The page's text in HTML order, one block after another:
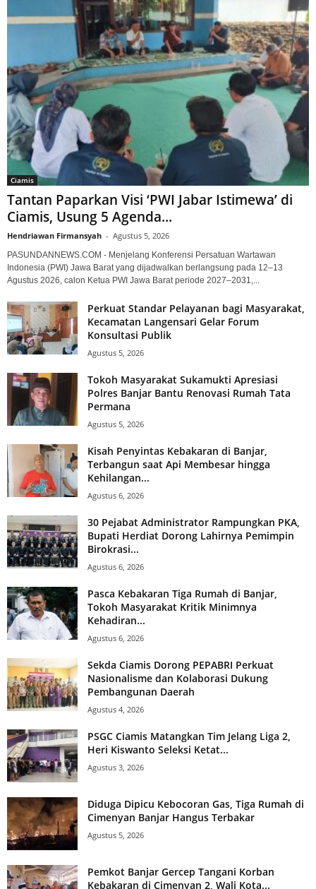
Ciamis
Tantan Paparkan Visi ‘PWI Jabar Istimewa’ di
Ciamis, Usung 5 Agenda...
Hendriawan Firmansyah - Agustus 5, 2026
PASUNDANNEWS.COM - Menjelang Konferensi Persatuan Wartawan
Indonesia (PWI) Jawa Barat yang dijadwalkan berlangsung pada 12–13
Agustus 2026, calon Ketua PWI Jawa Barat periode 2027–2031,...
Perkuat Standar Pelayanan bagi Masyarakat,
Kecamatan Langensari Gelar Forum
Konsultasi Publik
Agustus 5, 2026
Tokoh Masyarakat Sukamukti Apresiasi
Polres Banjar Bantu Renovasi Rumah Tata
Permana
Agustus 5, 2026
Kisah Penyintas Kebakaran di Banjar,
Terbangun saat Api Membesar hingga
Kehilangan...
Agustus 6, 2026
30 Pejabat Administrator Rampungkan PKA,
Bupati Herdiat Dorong Lahirnya Pemimpin
Birokrasi...
Agustus 6, 2026
Pasca Kebakaran Tiga Rumah di Banjar,
Tokoh Masyarakat Kritik Minimnya
Kehadiran...
Agustus 6, 2026
Sekda Ciamis Dorong PEPABRI Perkuat
Nasionalisme dan Kolaborasi Dukung
Pembangunan Daerah
Agustus 4, 2026
PSGC Ciamis Matangkan Tim Jelang Liga 2,
Heri Kiswanto Seleksi Ketat...
Agustus 3, 2026
Diduga Dipicu Kebocoran Gas, Tiga Rumah di
Cimenyan Banjar Hangus Terbakar
Agustus 5, 2026
Pemkot Banjar Gercep Tangani Korban
Kebakaran di Cimenyan 2, Wali Kota...